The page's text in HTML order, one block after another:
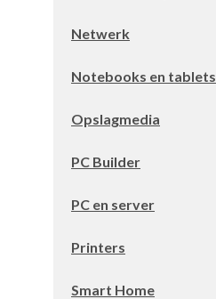
Netwerk
Notebooks en tablets
Opslagmedia
PC Builder
PC en server
Printers
Smart Home